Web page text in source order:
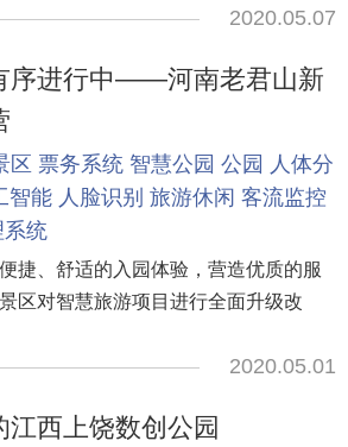
2020.05.07
序进行中——河南老君山新
区 票务系统 智慧公园 公园 人体分
智能 人脸识别 旅游休闲 客流监控
系统
捷、舒适的入园体验，营造优质的服
区对智慧旅游项目进行全面升级改
2020.05.01
西上饶数创公园